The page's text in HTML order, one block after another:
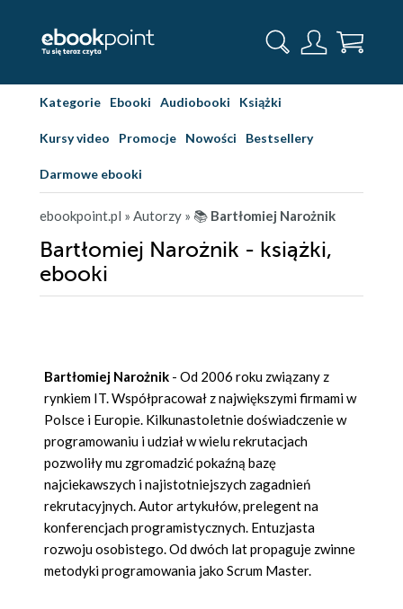
Kategorie Ebooki Audiobooki Książki
Kursy video Promocje Nowości Bestsellery
Darmowe ebooki
ebookpoint.pl » Autorzy » 📚 Bartłomiej Narożnik
Bartłomiej Narożnik - książki,
ebooki
Bartłomiej Narożnik - Od 2006 roku związany z
rynkiem IT. Współpracował z największymi firmami w
Polsce i Europie. Kilkunastoletnie doświadczenie w
programowaniu i udział w wielu rekrutacjach
pozwoliły mu zgromadzić pokaźną bazę
najciekawszych i najistotniejszych zagadnień
rekrutacyjnych. Autor artykułów, prelegent na
konferencjach programistycznych. Entuzjasta
rozwoju osobistego. Od dwóch lat propaguje zwinne
metodyki programowania jako Scrum Master.